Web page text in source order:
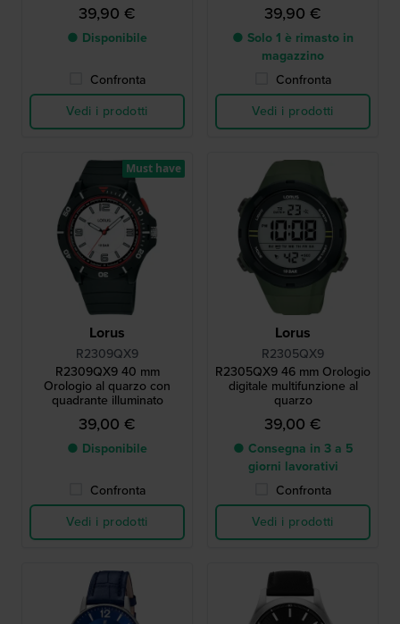
39,90 €
● Disponibile
Confronta
Vedi i prodotti
39,90 €
● Solo 1 è rimasto in
magazzino
Confronta
Vedi i prodotti
Lorus
R2309QX9
R2309QX9 40 mm
Orologio al quarzo con
quadrante illuminato
39,00 €
● Disponibile
Confronta
Vedi i prodotti
Must have
Lorus
R2305QX9
R2305QX9 46 mm Orologio
digitale multifunzione al
quarzo
39,00 €
● Consegna in 3 a 5
giorni lavorativi
Confronta
Vedi i prodotti